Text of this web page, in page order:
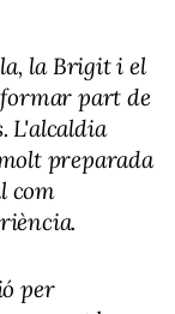
la Brigit i el
part de
L'alcaldia
preparada
com
per